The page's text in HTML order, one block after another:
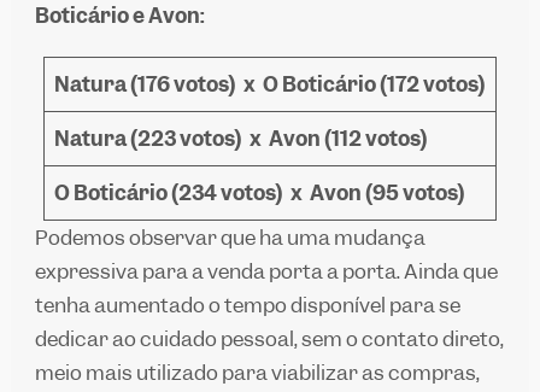
Boticário e Avon:
Natura (176 votos) x OBoticário (172 votos)
Natura (223 votos) x Avon (112 votos)
O Boticário (234 votos) x Avon (95 votos)
Podemos observar que há uma mudança
expressiva para a venda porta a porta. Ainda que
tenha aumentado o tempo disponível para se
dedicar ao cuidado pessoal, sem o contato direto,
meio mais utilizado para viabilizar as compras,